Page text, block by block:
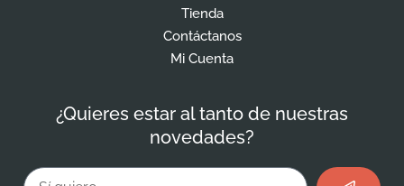
Tienda
Contáctanos
Mi Cuenta
¿Quieres estar al tanto de nuestras
novedades?
Email Enviar